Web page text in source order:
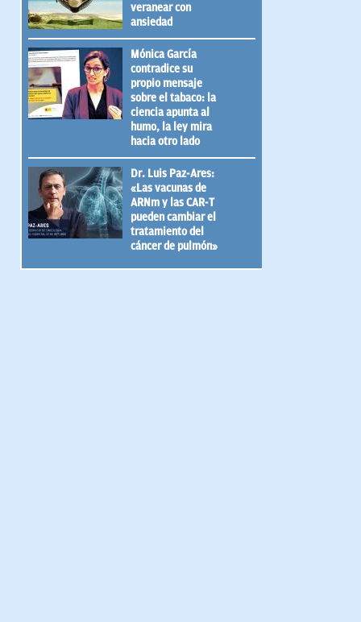
veranear con
ansiedad
Mónica García
contradice su
propio mensaje
sobre el tabaco: la
ciencia apunta al
humo, la ley mira
hacia otro lado
Dr. Luis Paz-Ares:
«Las vacunas de
ARNm y las CAR-T
pueden cambiar el
tratamiento del
cáncer de pulmón»